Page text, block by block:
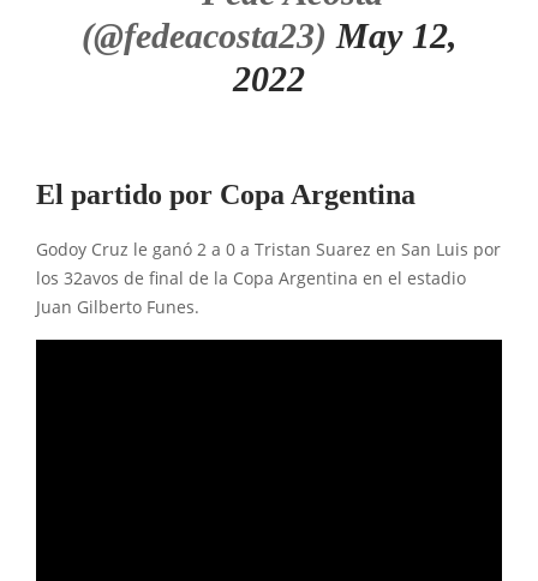
(@fedeacosta23) May 12,
2022
El partido por Copa Argentina
Godoy Cruz le ganó 2 a 0 a Tristan Suarez en San Luis por
los 32avos de final de la Copa Argentina en el estadio
Juan Gilberto Funes.